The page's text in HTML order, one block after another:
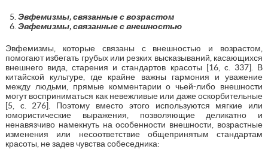
Эвфемизмы, связанные с возрастом
Эвфемизмы, связанные с внешностью
Эвфемизмы, которые связаны с внешностью и возрастом,
помогают избегать грубых или резких высказываний, касающихся
внешнего вида, старения и стандартов красоты [16, c. 337]. В
китайской культуре, где крайне важны гармония и уважение
между людьми, прямые комментарии о чьей-либо внешности
могут восприниматься как невежливые или даже оскорбительные
[5, c. 276]. Поэтому вместо этого используются мягкие или
юмористические выражения, позволяющие деликатно и
ненавязчиво намекнуть на особенности внешности, возрастные
изменения или несоответствие общепринятым стандартам
красоты, не задев чувства собеседника: